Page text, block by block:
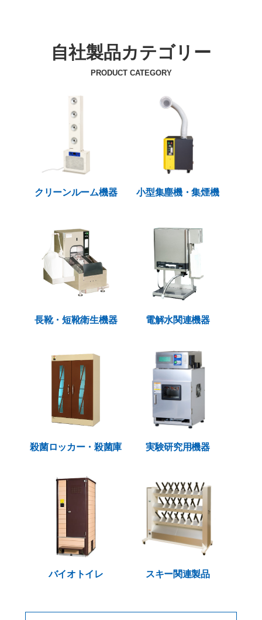
自社製品カテゴリー
PRODUCT CATEGORY
クリーンルーム機器 小型集塵機・集煙機
長靴・短靴衛生機器 電解水関連機器
殺菌ロッカー・殺菌庫 実験研究用機器
バイオトイレ スキー関連製品